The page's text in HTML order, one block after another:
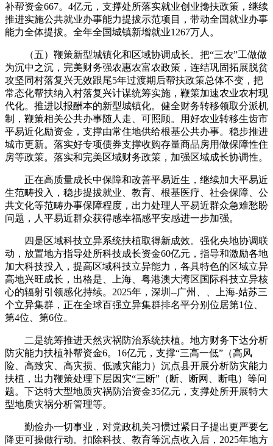
补帮资金667。4亿元，支撑处所落实就业创业搀扶政策，继续
推进实施公共就业办事能力提拔示范项目，带动全国就业办事
能力全体提拔。全年全国城镇新增就业1267万人。
（五）鞭策新型城镇化和区域协调成长。把“三农”工做做
为沉中之沉，完美财务强农惠农富农政策，连结巩固拓展脱贫
攻坚同村落复兴无效跟尾5年过渡期后帮扶政策总体不变，把
常态化帮扶纳入村落复兴计谋统筹实施，鞭策加速农业农村现
代化。推进以报酬本的新型城镇化。健全财务转移领取分派机
制，鞭策相关公共办事随人走、可照顾。用好农业转移生齿市
平易近化励资金，支撑由常住地供给根基公共办事。稳步推进
城市更新。落实好专项债券支撑收购存量商品房用做保障性住
房等政策。落实和完美区域财务政策，加强区域成长协调性。
正在高质量成长中保障和改善平易近生，继续加大平易近
生范畴投入，稳步提拔就业、教育、根基医疗、社会保障、公
共文化等范畴办事保障程度，出力处理人平易近群众急难愁盼
问题，人平易近群众获得感幸福感平安感进一步加强。
四是区域科技立异系统扶植取得新成效。强化央地协调联
动，放置地方指导处所科技成长资金60亿元，指导和激励各地
加大科技投入，提高区域科技立异能力，各具特色的区域立异
高地兴旺成长，出格是、上海、粤港澳大湾区国际科技立异核
心的辐射引领感化持续。2025年，深圳--广州、、上海-姑苏三
个立异集群，正在全球百强立异集群排名平分别位居第1位、
第4位、第6位。
二是统筹推进天然灾祸防治系统扶植。地方财务下达分析
防灾能力扶植补帮资金6。16亿元，支撑“三高一低”（高风
险、高致灾、高灾损、低减灾能力）沉点县开展分析防灾能力
扶植，出力鞭策处理下层因灾“三断”（断、断网、断电）等问
题。下达特大型地质灾祸防治资金35亿元，支撑处所开展特大
型地质灾祸分析管理等。
勤俭办一切事业，对党政机关习惯过紧日子提出更严要乞
降更可操做行动。扣除科技、教育等沉点收入后，2025年地方